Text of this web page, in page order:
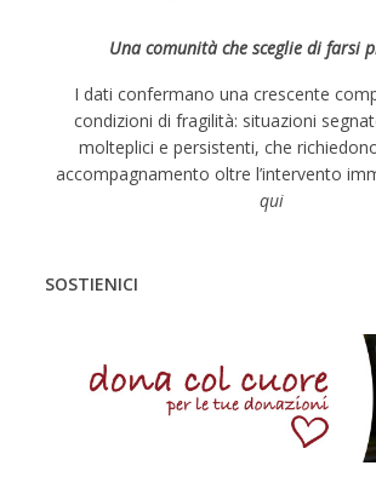
g
Una comunità che sceglie di farsi
I dati confermano una crescente
condizioni di fragilità: situazioni
molteplici e persistenti, che
accompagnamento oltre l’intervento
qui
SOSTIENICI